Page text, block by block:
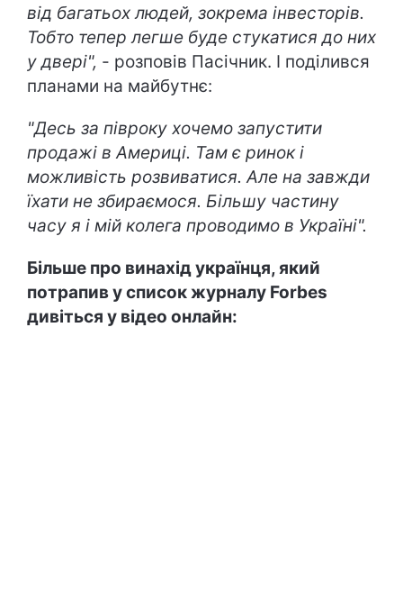
від багатьох людей, зокрема інвесторів.
Тобто тепер легше буде стукатися до них
у двері", - розповів Пасічник. І поділився
планами на майбутнє:
"Десь за півроку хочемо запустити
продажі в Америці. Там є ринок і
можливість розвиватися. Але на завжди
їхати не збираємося. Більшу частину
часу я і мій колега проводимо в Україні".
Більше про винахід українця, який
потрапив у список журналу Forbes
дивіться у відео онлайн: